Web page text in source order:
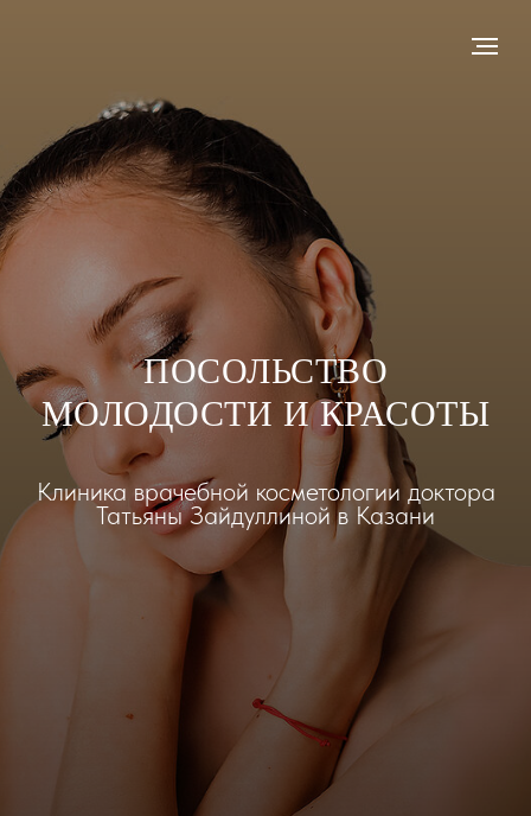
ПОСОЛЬСТВО
МОЛОДОСТИ И КРАСОТЫ
Клиника врачебной косметологии доктора
Татьяны Зайдуллиной в Казани